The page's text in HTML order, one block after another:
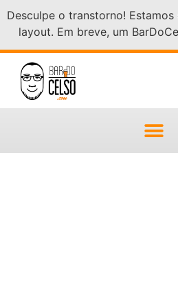
Desculpe o transtorno!
layout. Em breve, um